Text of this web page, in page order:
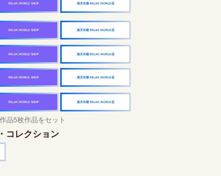
楽天市場 RELAX WORLD店
RELAX WORLD SHOP
楽天市場 RELAX WORLD店
RELAX WORLD SHOP
楽天市場 RELAX WORLD店
RELAX WORLD SHOP
楽天市場 RELAX WORLD店
RELAX WORLD SHOP
楽天市場 RELAX WORLD店
RELAX WORLD SHOP
品5枚作品をセット
コレクション